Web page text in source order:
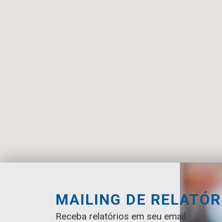
MAILING DE
Receba relatórios em seu email.